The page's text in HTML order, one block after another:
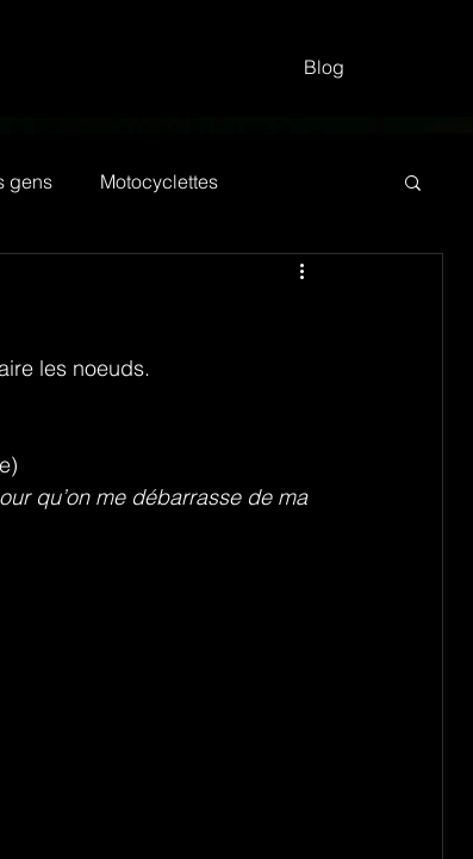
Blog
gens Motocyclettes
les noeuds.
qu’on me débarrasse de ma